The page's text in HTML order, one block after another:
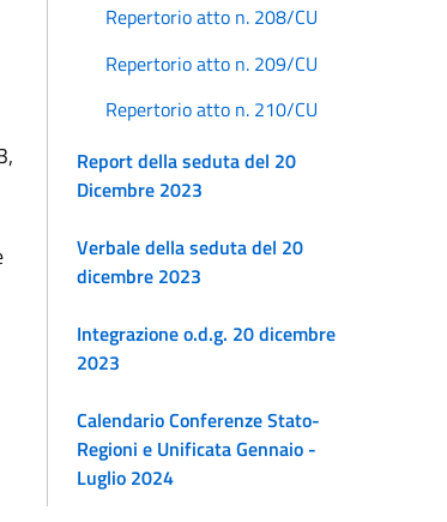
Repertorio atto n. 208/CU
Repertorio atto n. 209/CU
Repertorio atto n. 210/CU
Report della seduta del 20
Dicembre 2023
Verbale della seduta del 20
dicembre 2023
Integrazione o.d.g. 20 dicembre
2023
Calendario Conferenze Stato-
Regioni e Unificata Gennaio -
Luglio 2024